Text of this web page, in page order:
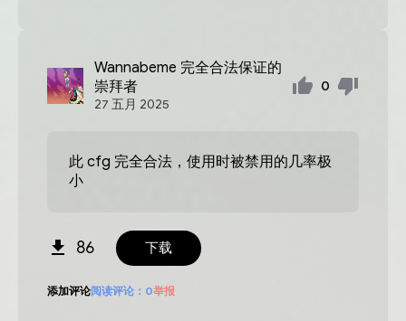
Wannabeme 完全合法保证的
崇拜者
27 五月 2025
0
此 cfg 完全合法，使用时被禁用的几率极
小
86 下载
添加评论阅读评论： 0举报